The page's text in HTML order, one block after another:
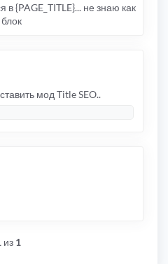
в {PAGE_TITLE}... не знаю как
мод Title SEO..
из 1